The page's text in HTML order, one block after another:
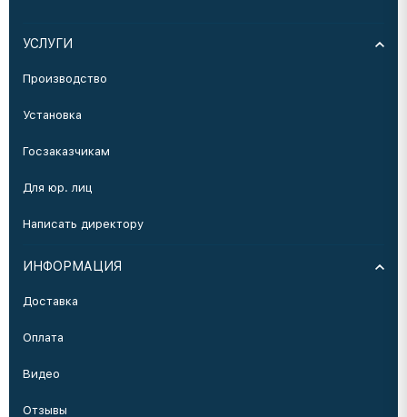
УСЛУГИ
Производство
Установка
Госзаказчикам
Для юр. лиц
Написать директору
ИНФОРМАЦИЯ
Доставка
Оплата
Видео
Отзывы